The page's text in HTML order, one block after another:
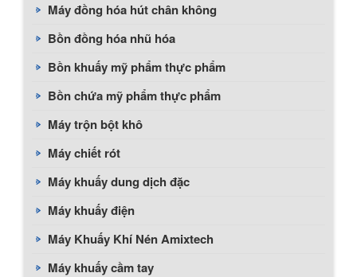
Máy đồng hóa hút chân không
Bồn đồng hóa nhũ hóa
Bồn khuấy mỹ phẩm thực phẩm
Bồn chứa mỹ phẩm thực phẩm
Máy trộn bột khô
Máy chiết rót
Máy khuấy dung dịch đặc
Máy khuấy điện
Máy Khuấy Khí Nén Amixtech
Máy khuấy cầm tay